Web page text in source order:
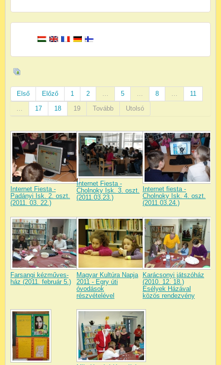
Első Előző 1 2 5 8
11
17 18 19 Tovább Utolsó
Internet Fiesta -
Padányi Isk. 2. oszt.
(2011. 03. 22.)
Internet Fiesta -
Cholnoky Isk. 3. oszt.
(2011.03.23.)
Internet fiesta -
Cholnoky Isk. 4. oszt.
(2011.03.24.)
Farsangi kézműves-
ház (2011. február 5.)
Magyar Kultúra Napja
2011 - Egry úti
óvodások
részvételével
Karácsonyi játszóház
(2010. 12. 18.)
Esélyek Házával
közös rendezvény